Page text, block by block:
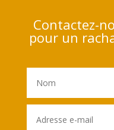
Contactez-
pour un